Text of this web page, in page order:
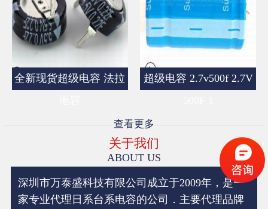
全新现货超级电容 法拉
超级电容 2.7v500f 2.7V
查看更多
关于我们
ABOUT US
深圳市万泰盛科技有限公司成立于2009年，是一
家专业代理日系台系电容的公司．主要代理品牌